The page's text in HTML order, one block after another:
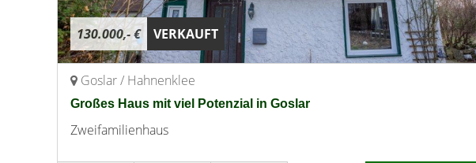
130.000,- € VERKAUFT
Goslar / Hahnenklee
Großes Haus mit viel Potenzial in Goslar
Zweifamilienhaus